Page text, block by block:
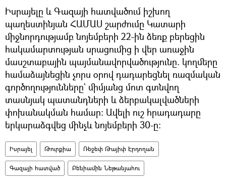
Իսրայելը և Գազայի հատվածում իշխող
պաղեստինյան ՀԱՄԱՍ շարժումը Կատարի
միջնորդությամբ նոյեմբերի 22-ին ձեռք բերեցին
հակամարտության սրացումից ի վեր առաջին
մասշտաբային պայմանավորվածությունը. կողմերը
համաձայնեցին չորս օրով դադարեցնել ռազմական
գործողությունները` միմյանց մոտ գտնվող
տասնյակ պատանդների և ձերբակալվածների
փոխանակման համար: Ավելի ուշ հրադադարը
երկարաձգվեց մինչև նոյեմբերի 30-ը։
Իսրայել Թուրքիա Ռեջեփ Թայիփ Էրդողան
Գազայի հատված Բենիամին Նեթանյահու